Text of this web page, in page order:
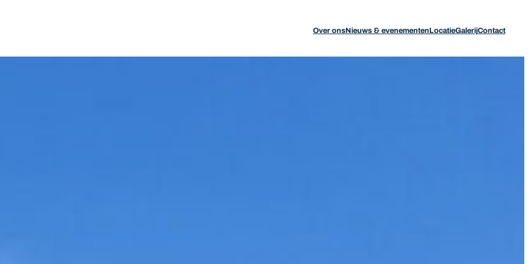
Over onsNieuws & evenementenLocatieGalerijContact